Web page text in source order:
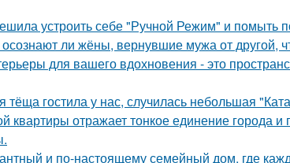
устроить себе "Ручной Режим" и помыть
ли жёны, вернувшие мужа от другой,
для вашего вдохновения - это
тёща гостила у нас, случилась небольшая
квартиры отражает тонкое единение города
и по-настоящему семейный дом, где